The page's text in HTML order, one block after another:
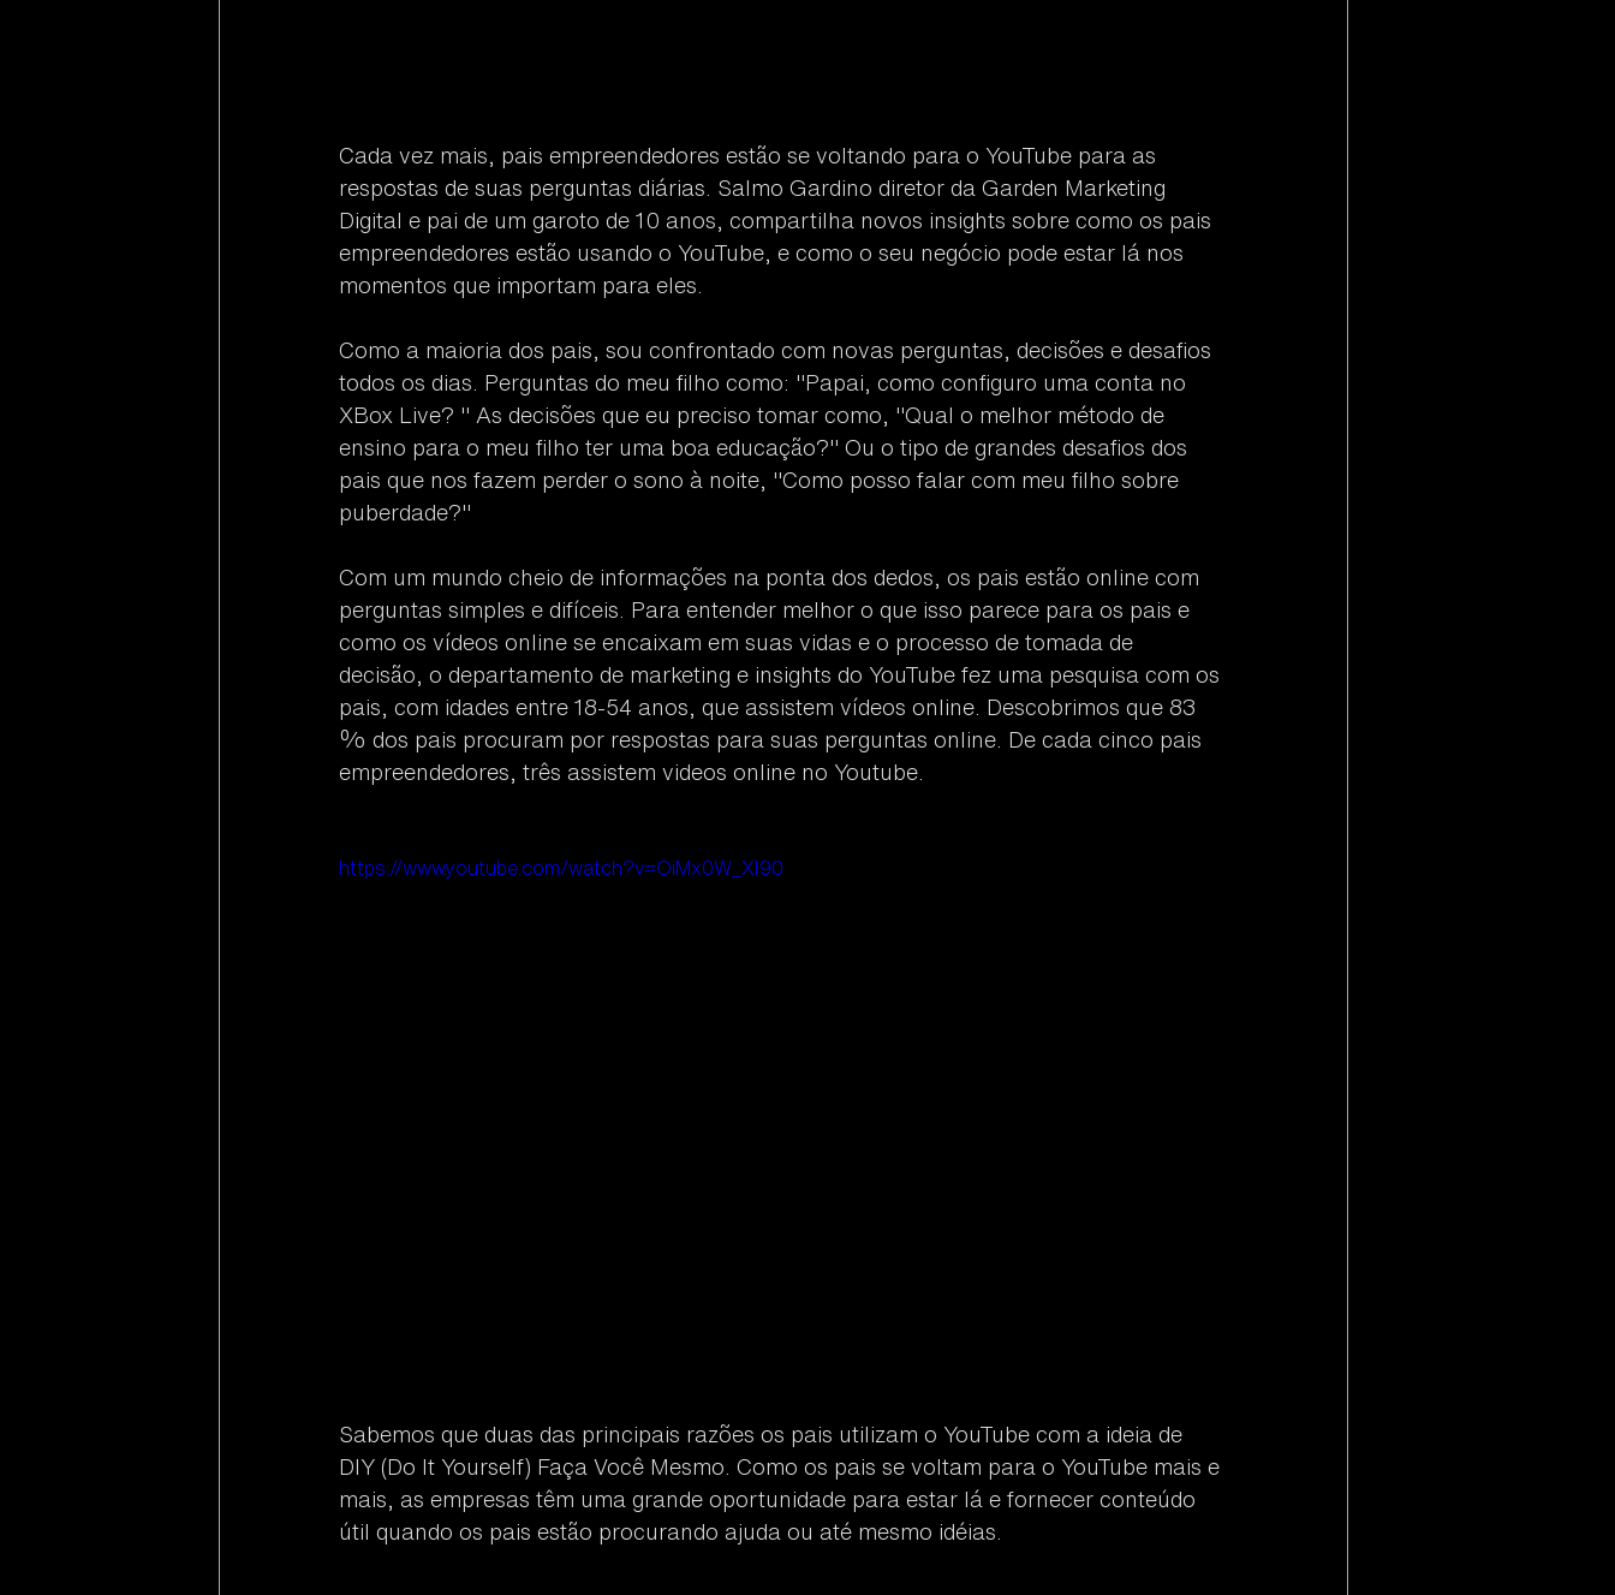
Cada vez mais, pais empreendedores estão se voltando para o YouTube para as
respostas de suas perguntas diárias. Salmo Gardino diretor da Garden Marketing
Digital e pai de um garoto de 10 anos, compartilha novos insights sobre como os pais
empreendedores estão usando o YouTube, e como o seu negócio pode estar lá nos
momentos que importam para eles.
Como a maioria dos pais, sou confrontado com novas perguntas, decisões e desafios
todos os dias. Perguntas do meu filho como: "Papai, como configuro uma conta no
XBox Live? " As decisões que eu preciso tomar como, "Qual o melhor método de
ensino para o meu filho ter uma boa educação?" Ou o tipo de grandes desafios dos
pais que nos fazem perder o sono à noite, "Como posso falar com meu filho sobre
puberdade?"
Com um mundo cheio de informações na ponta dos dedos, os pais estão online com
perguntas simples e difíceis. Para entender melhor o que isso parece para os pais e
como os vídeos online se encaixam em suas vidas e o processo de tomada de
decisão, o departamento de marketing e insights do YouTube fez uma pesquisa com os
pais​​, com idades entre 18-54 anos, que assistem vídeos online. Descobrimos que 83
% dos pais procuram por respostas para suas perguntas online. De cada cinco pais
empreendedores, três assistem videos online no Youtube.
https://www.youtube.com/watch?v=OiMx0W_XI90
Sabemos que duas das principais razões os pais utilizam o YouTube com a ideia de
DIY (Do It Yourself) Faça Você Mesmo. Como os pais se voltam para o YouTube mais e
mais, as empresas têm uma grande oportunidade para estar lá e fornecer conteúdo
útil quando os pais estão procurando ajuda ou até mesmo idéias.